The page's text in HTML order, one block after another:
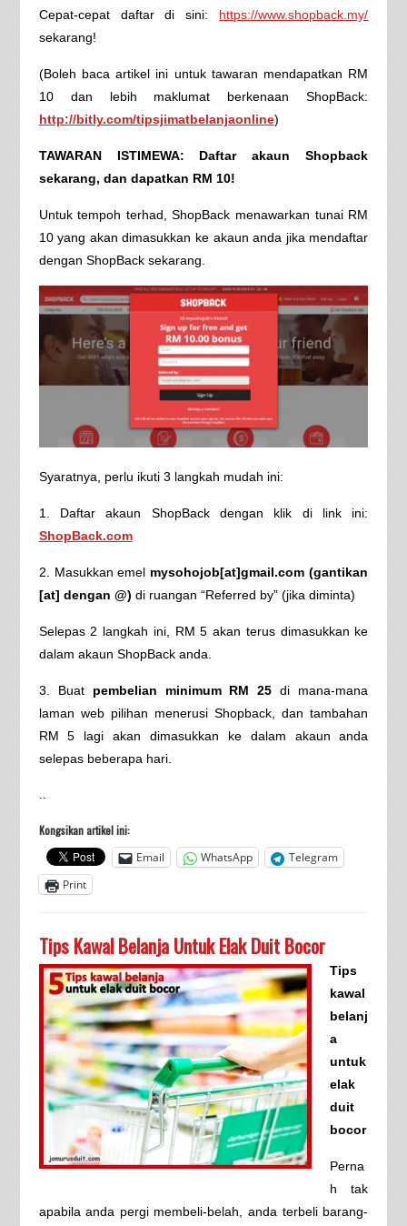
Cepat-cepat daftar di sini: https://www.shopback.my/
sekarang!
(Boleh baca artikel ini untuk tawaran mendapatkan RM
10 dan lebih maklumat berkenaan ShopBack:
http://bitly.com/tipsjimatbelanjaonline)
TAWARAN ISTIMEWA: Daftar akaun Shopback
sekarang, dan dapatkan RM 10!
Untuk tempoh terhad, ShopBack menawarkan tunai RM
10 yang akan dimasukkan ke akaun anda jika mendaftar
dengan ShopBack sekarang.
Syaratnya, perlu ikuti 3 langkah mudah ini:
1. Daftar akaun ShopBack dengan klik di link ini:
ShopBack.com
2. Masukkan emel mysohojob[at]gmail.com (gantikan
[at] dengan @) di ruangan “Referred by” (jika diminta)
Selepas 2 langkah ini, RM 5 akan terus dimasukkan ke
dalam akaun ShopBack anda.
3. Buat pembelian minimum RM 25 di mana-mana
laman web pilihan menerusi Shopback, dan tambahan
RM 5 lagi akan dimasukkan ke dalam akaun anda
selepas beberapa hari.
..
Kongsikan artikel ini:
Email
WhatsApp
Telegram
Print
Tips Kawal Belanja Untuk Elak Duit Bocor
Tips
kawal
belanj
a
untuk
elak
duit
bocor
Perna
h tak
apabila anda pergi membeli-belah, anda terbeli barang-